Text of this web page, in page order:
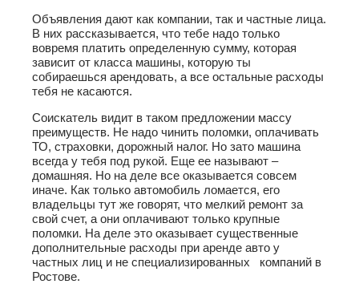
Объявления дают как компании, так и частные лица.
В них рассказывается, что тебе надо только
вовремя платить определенную сумму, которая
зависит от класса машины, которую ты
собираешься арендовать, а все остальные расходы
тебя не касаются.
Соискатель видит в таком предложении массу
преимуществ. Не надо чинить поломки, оплачивать
ТО, страховки, дорожный налог. Но зато машина
всегда у тебя под рукой. Еще ее называют –
домашняя. Но на деле все оказывается совсем
иначе. Как только автомобиль ломается, его
владельцы тут же говорят, что мелкий ремонт за
свой счет, а они оплачивают только крупные
поломки. На деле это оказывает существенные
дополнительные расходы при аренде авто у
частных лиц и не специализированных компаний в
Ростове.